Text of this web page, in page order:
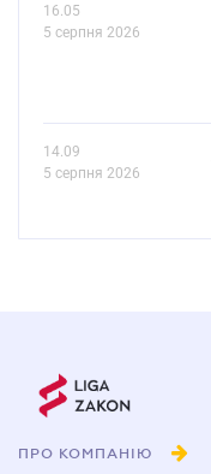
16.05
5 серпня 2026
14.09
5 серпня 2026
ПРО КОМПАНІЮ